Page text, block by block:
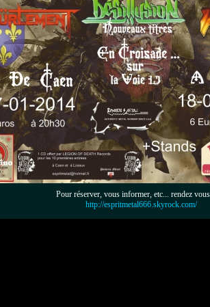
Pour réserver, vous informer, etc... rendez
http://espritmetal666.skyrock.com/